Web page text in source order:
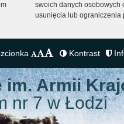
swoich danych osobowych
usunięcia lub ograniczenia
Kontrast
im. Armii
nr 7 w Łodzi